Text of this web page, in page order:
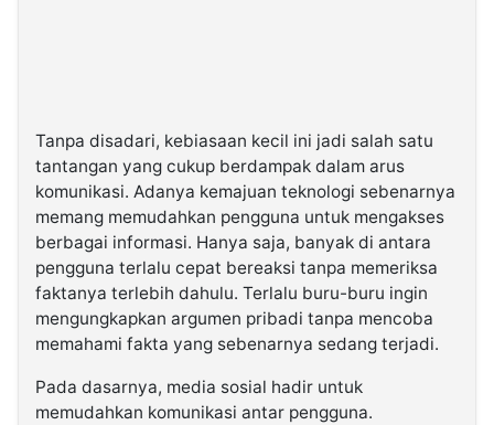
Tanpa disadari, kebiasaan kecil ini jadi salah satu
tantangan yang cukup berdampak dalam arus
komunikasi. Adanya kemajuan teknologi sebenarnya
memang memudahkan pengguna untuk mengakses
berbagai informasi. Hanya saja, banyak di antara
pengguna terlalu cepat bereaksi tanpa memeriksa
faktanya terlebih dahulu. Terlalu buru-buru ingin
mengungkapkan argumen pribadi tanpa mencoba
memahami fakta yang sebenarnya sedang terjadi.
Pada dasarnya, media sosial hadir untuk
memudahkan komunikasi antar pengguna.